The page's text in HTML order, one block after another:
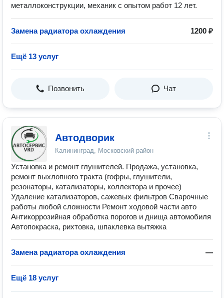
металлоконструкции, механик с опытом работ 12 лет.
Замена радиатора охлаждения 1200 ₽
Ещё 13 услуг
Позвонить Чат
Автодворик
Калининград, Московский район
Установка и ремонт глушителей. Продажа, установка,
ремонт выхлопного тракта (гофры, глушители,
резонаторы, катализаторы, коллектора и прочее)
Удаление катализаторов, сажевых фильтров Сварочные
работы любой сложности Ремонт ходовой части авто
Антикоррозийная обработка порогов и днища автомобиля
Автопокраска, рихтовка, шпаклевка вытяжка
Замена радиатора охлаждения —
Ещё 18 услуг